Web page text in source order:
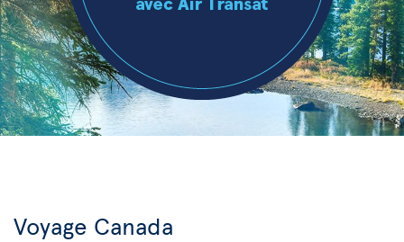
Voyage Canada